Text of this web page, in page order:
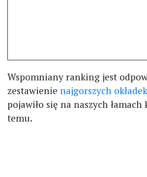
Wspomniany ranking jest
zestawienie najgorszych okładek
pojawiło się na naszych
temu.